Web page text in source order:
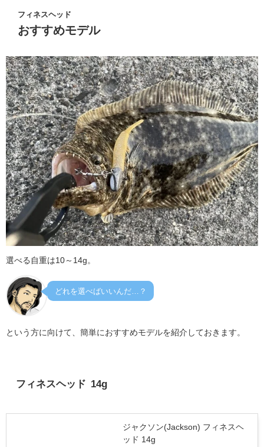
フィネスヘッド
おすすめモデル
選べる自重は10～14g。
どれを選べばいいんだ…？
という方に向けて、簡単におすすめモデルを紹介しておきます。
フィネスヘッド 14g
ジャクソン(Jackson) フィネスヘ
ッド 14g